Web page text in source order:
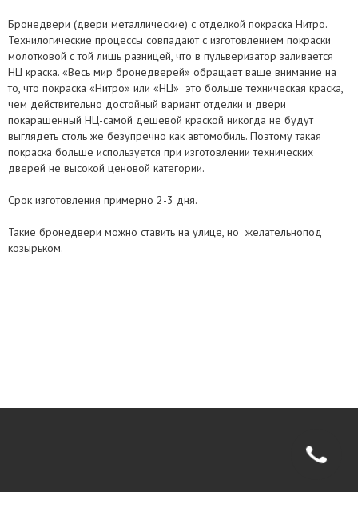
Бронедвери (двери металлические) с отделкой покраска Нитро.
Технилогические процессы совпадают с изготовлением покраски
молотковой с той лишь разницей, что в пульверизатор заливается
НЦ краска. «Весь мир бронедверей» обращает ваше внимание на
то, что покраска «Нитро» или «НЦ» это больше техническая краска,
чем действительно достойный вариант отделки и двери
покарашенный НЦ-самой дешевой краской никогда не будут
выглядеть столь же безупречно как автомобиль. Поэтому такая
покраска больше используется при изготовлении технических
дверей не высокой ценовой категории.
Срок изготовления примерно 2-3 дня.
Такие бронедвери можно ставить на улице, но желательнопод
козырьком.